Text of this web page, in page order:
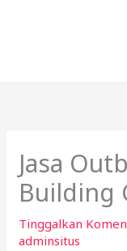
Jasa
Building
Tinggalkan
adminsitus